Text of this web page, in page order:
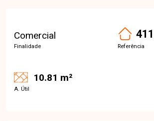
Comercial
Finalidade Referência
10.81 m²
A. Útil